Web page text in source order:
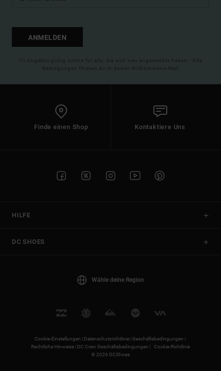
ANMELDEN
(*) Angebot gültig online für alle, die sich neu angemeldet haben - Alle
Bedingungen findest du in deiner Willkommens-Mail
Finde einen Shop Kontaktiere Uns
HILFE
DC SHOES
Wähle deine Region
Cookie-Einstellungen | Datenschutzrichtlinie |Geschäftsbedingungen |
Rechtliche Hinweise | DC Crew Geschäftsbedingungen |
Cookie-Richtlinie
© 2026 DCShoes